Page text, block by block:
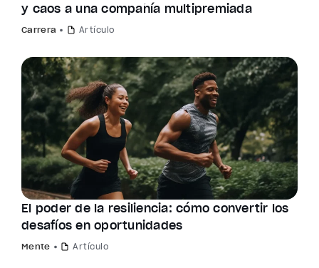
y caos a una compañía multipremiada
Carrera Artículo
El poder de la resiliencia: cómo convertir los
desafíos en oportunidades
Mente Artículo